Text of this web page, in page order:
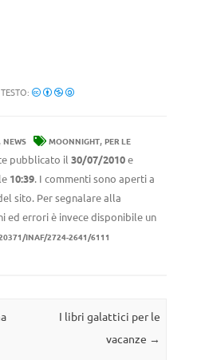
, NEWS MOONNIGHT, PER LE
pubblicato il 30/07/2010e
10:39. I commenti sono aperti a
sito. Per segnalare alla
ed errori è invece disponibile un
INAF/2724-2641/6111
I libri galattici per le
vacanze →